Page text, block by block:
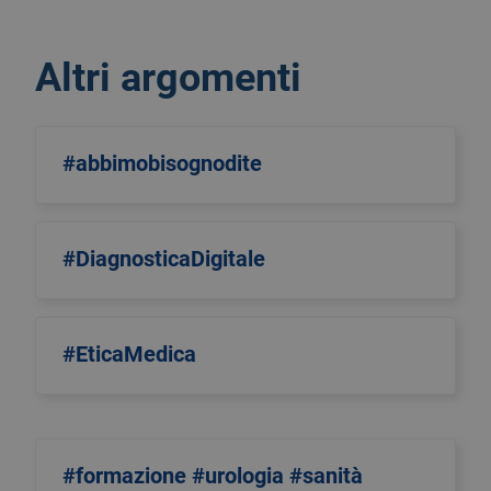
Altri argomenti
#abbimobisognodite
#DiagnosticaDigitale
#EticaMedica
#formazione #urologia #sanità